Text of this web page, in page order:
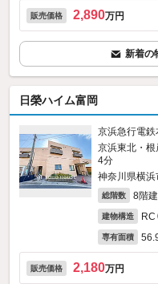
販売価格 2,890万円
新着の
日榮ハイム富岡
京浜急行電
京浜東北・
4分
神奈川県横
総階数 8階建
建物構造 RC
専有面積
販売価格 2,180万円